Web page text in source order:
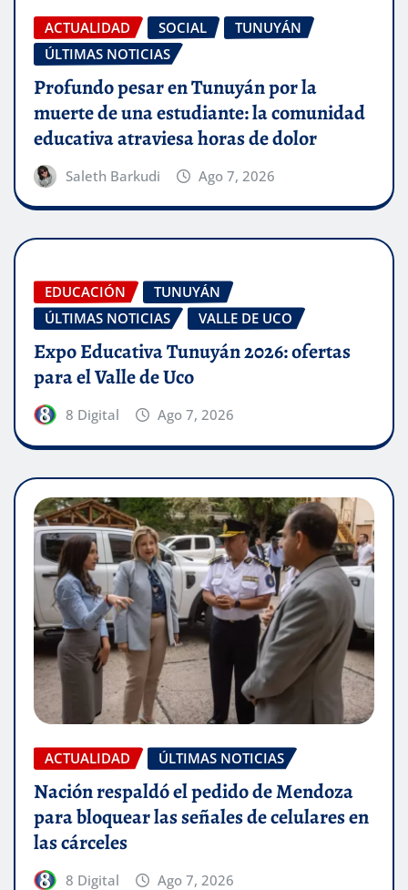
ACTUALIDAD SOCIAL
TUNUYÁN
ÚLTIMAS NOTICIAS
Profundo pesar en Tunuyán por la
muerte de una estudiante: la comunidad
educativa atraviesa horas de dolor
Saleth Barkudi Ago 7, 2026
EDUCACIÓN
TUNUYÁN
ÚLTIMAS NOTICIAS
VALLE DE UCO
Expo Educativa Tunuyán 2026: ofertas
para el Valle de Uco
8 Digital Ago 7, 2026
ACTUALIDAD ÚLTIMAS NOTICIAS
Nación respaldó el pedido de Mendoza
para bloquear las señales de celulares en
las cárceles
8 Digital Ago 7, 2026